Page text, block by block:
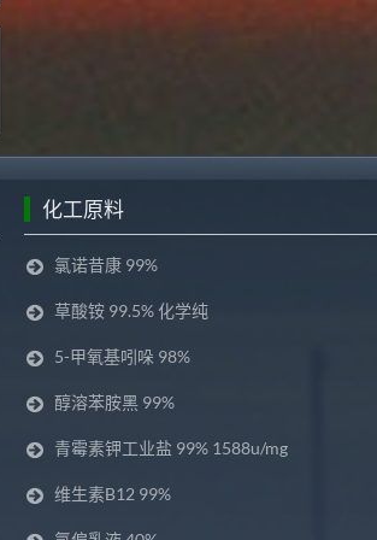
化工原料
氯诺昔康 99%
草酸铵 99.5% 化学纯
5-甲氧基吲哚 98%
醇溶苯胺黑 99%
青霉素钾工业盐 99% 1588u/mg
维生素B12 99%